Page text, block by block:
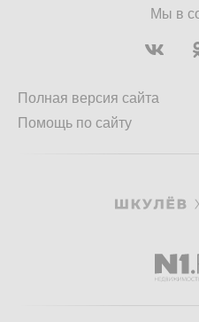
Мы в
Полная версия сайта
Помощь по сайту